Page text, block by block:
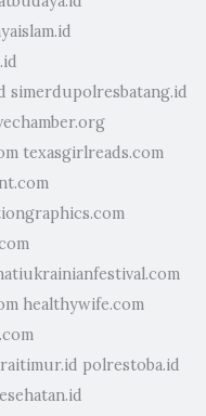
simerdupolresbatang.id
texasgirlreads.com
healthywife.com
polrestoba.id